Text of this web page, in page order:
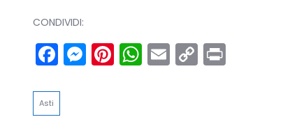
CONDIVIDI:
Facebook
Messenger
Pinterest
WhatsApp
Email
Copy
Link
Asti